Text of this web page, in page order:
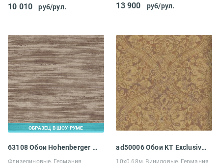
10 010 руб/рул. 13 900 руб/рул.
ОБРАЗЕЦ В ШОУ-РУМЕ
63108 Обои Hohenberger Love
Флизелиновые, Германия
ad50006 Обои KT Exclusive Champagne Damasks
10х0.68м, Виниловые, Германия